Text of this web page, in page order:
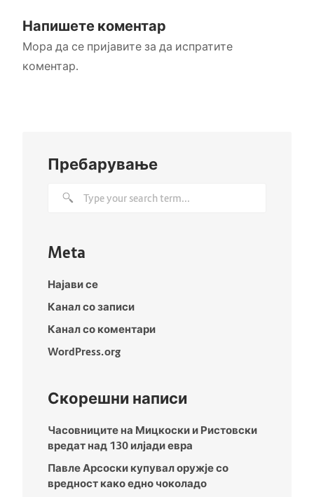
Напишете коментар
Мора да се пријавите за да испратите
коментар.
Пребарување
Meta
Најави се
Канал со записи
Канал со коментари
WordPress.org
Скорешни написи
Часовниците на Мицкоски и Ристовски
вредат над 130 илјади евра
Павле Арсоски купувал оружје со
вредност како едно чоколадо